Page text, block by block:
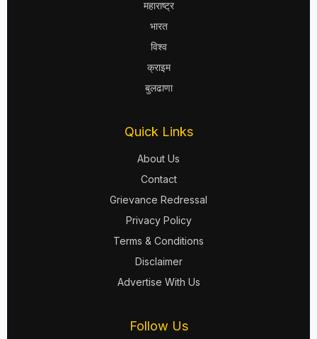
महाराष्ट्र
भारत
विश्व
क्राइम
बुलढाणा
Quick Links
About Us
Contact
Grievance Redressal
Privacy Policy
Terms & Conditions
Disclaimer
Advertise With Us
Follow Us